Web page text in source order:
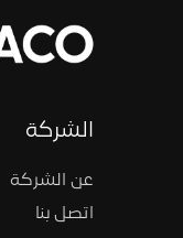
الشركة
عن الشركة
اتصل بنا